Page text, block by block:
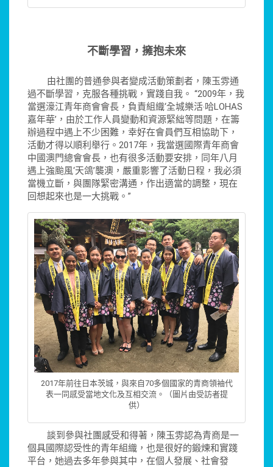
不斷學習，擁抱未來
由社團的普通參與者變成活動策劃者，陳玉雰通
過不斷學習，克服各種挑戰，實踐自我。 “2009年，我
當選濠江青年商會會長，負責組織‘全城樂活‧哈LOHAS
嘉年華’，由於工作人員變動和資源緊絀等問題，在籌
辦過程中遇上不少困難，幸好在會員們互相協助下，
活動才得以順利舉行。2017年，我當選國際青年商會
中國澳門總會會長，也有很多活動要安排，同年八月
遇上強颱風‘天鴿’襲澳，嚴重影響了活動日程，我必須
當機立斷，與團隊緊密溝通，作出適當的調整，現在
回想起來也是一大挑戰。”
2017年前往日本茨城，與來自70多個國家的青商領袖代
表一同感受當地文化及互相交流。（圖片由受訪者提
供）
談到參與社團感受和得著，陳玉雰認為青商是一
個具國際認受性的青年組織，也是很好的鍛煉和實踐
平台，她過去多年參與其中，在個人發展、社會發